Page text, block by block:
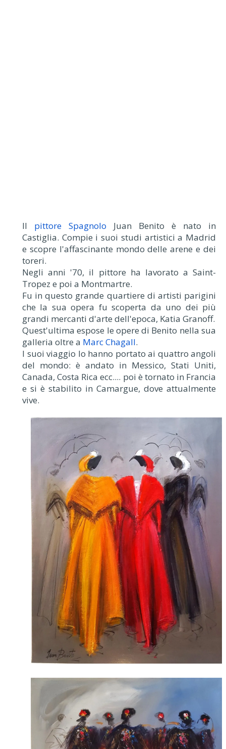
Il pittore Spagnolo Juan Benito è nato in
Castiglia. Compie i suoi studi artistici a Madrid
e scopre l'affascinante mondo delle arene e dei
toreri.
Negli anni '70, il pittore ha lavorato a Saint-
Tropez e poi a Montmartre.
Fu in questo grande quartiere di artisti parigini
che la sua opera fu scoperta da uno dei più
grandi mercanti d'arte dell'epoca, Katia Granoff.
Quest'ultima espose le opere di Benito nella sua
galleria oltre a Marc Chagall.
I suoi viaggio lo hanno portato ai quattro angoli
del mondo: è andato in Messico, Stati Uniti,
Canada, Costa Rica ecc.... poi è tornato in Francia
e si è stabilito in Camargue, dove attualmente
vive.